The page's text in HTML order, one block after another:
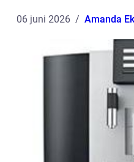
06 juni 2026 Amanda